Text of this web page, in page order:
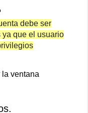
debe ser
ya que el usuario
la ventana